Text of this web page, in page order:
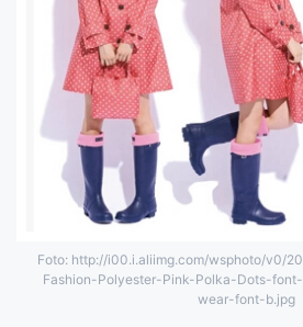
Foto: http://i00.i.aliimg.com/wsphoto/v0/
Fashion-Polyester-Pink-Polka-Dots-
wear-font-b.jpg